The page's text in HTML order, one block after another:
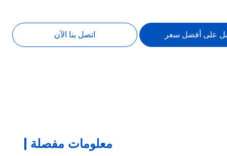
على أفضل سعر اتصل بنا الآن
معلومات مفصلة